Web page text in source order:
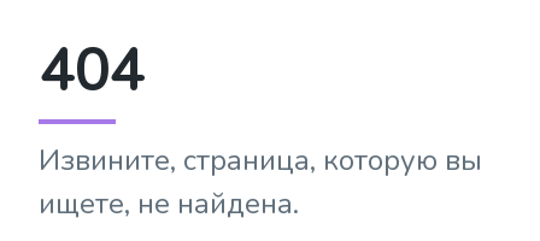
404
Извините, страница, которую вы
ищете, не найдена.